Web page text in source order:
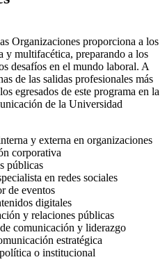
Organizaciones proporciona a los
y multifacética, preparando a los
desafíos en el mundo laboral. A
de las salidas profesionales más
egresados de este programa en la
de la Universidad
y externa en organizaciones
corporativa
públicas
en redes sociales
de eventos
digitales
y relaciones públicas
comunicación y liderazgo
estratégica
o institucional